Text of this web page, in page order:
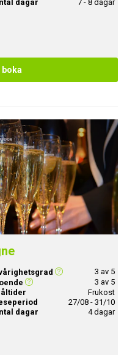
dagar
7 - 8 dagar
boka
3 av 5
3 av 5
Frukost
27/08 - 31/10
dagar
4 dagar